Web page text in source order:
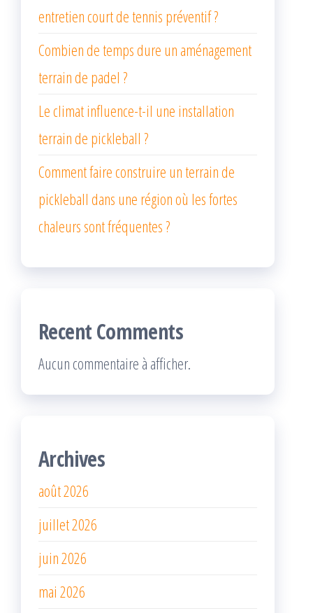
entretien court de tennis préventif ?
Combien de temps dure un aménagement
terrain de padel ?
Le climat influence-t-il une installation
terrain de pickleball ?
Comment faire construire un terrain de
pickleball dans une région où les fortes
chaleurs sont fréquentes ?
Recent Comments
Aucun commentaire à afficher.
Archives
août 2026
juillet 2026
juin 2026
mai 2026